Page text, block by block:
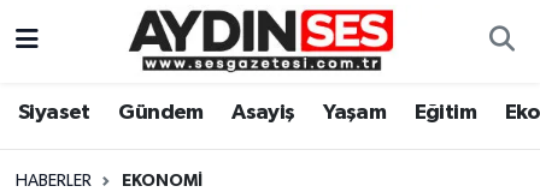
Siyaset Gündem Asayiş Yaşam Eğitim
HABERLER EKONOMI
Gündem
Aydın Hava Durumu